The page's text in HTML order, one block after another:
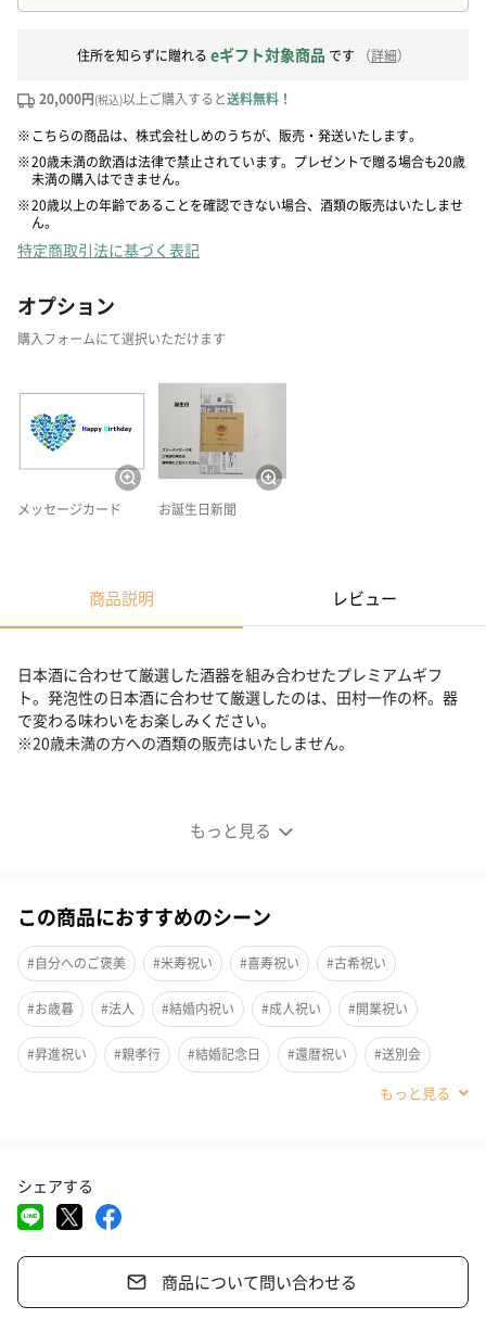
住所を知らずに贈れる eギフト対象商品 です （詳細）
20,000円(税込)以上ご購入すると送料無料！
※ こちらの商品は、株式会社しめのうちが、販売・発送いたします。
※20歳未満の飲酒は法律で禁止されています。プレゼントで贈る場合も20歳
未満の購入はできません。
※20歳以上の年齢であることを確認できない場合、酒類の販売はいたしませ
ん。
特定商取引法に基づく表記
オプション
購入フォームにて選択いただけます
メッセージカード お誕生日新聞
商品説明 レビュー
もっと見る
日本酒に合わせて厳選した酒器を組み合わせたプレミアムギフ
ト。発泡性の日本酒に合わせて厳選したのは、田村一作の杯。器
で変わる味わいをお楽しみください。
※20歳未満の方への酒類の販売はいたしません。
この商品におすすめのシーン
#自分へのご褒美 #米寿祝い #喜寿祝い #古希祝い
#お歳暮 #法人 #結婚内祝い #成人祝い #開業祝い
#昇進祝い #親孝行 #結婚記念日 #還暦祝い #送別会
#ホワイトデー
#パーティー
#母の日 #結婚祝い
#取引先男性 #義母 #義父 #部下女性
シェアする
商品について問い合わせる